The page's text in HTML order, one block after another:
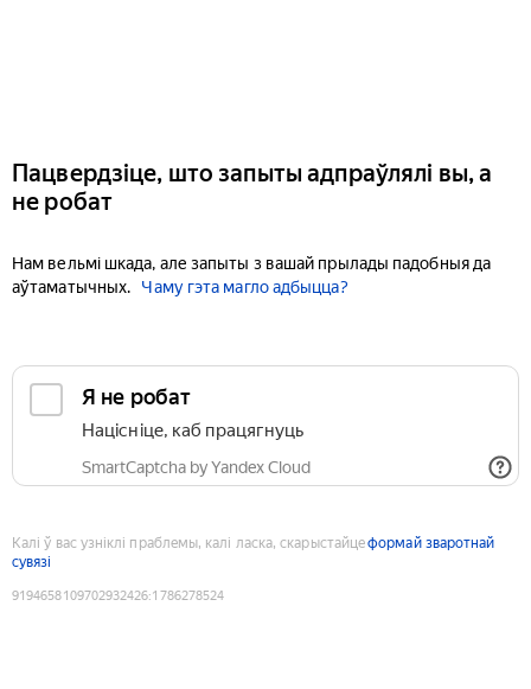
Пацвердзіце, што запыты адпраўлялі вы, а
не робат
Нам вельмі шкада, але запыты з вашай прылады падобныя да
аўтаматычных.
Чаму гэта магло адбыцца?
Я не робат
Націсніце, каб працягнуць
SmartCaptcha by Yandex Cloud
Калі ў вас узніклі праблемы, калі ласка, скарыстайцеформай зваротнай
сувязі
9194658109702932426:1786278524